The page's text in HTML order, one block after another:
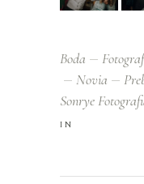
Boda
Novia
Sonrye
IN